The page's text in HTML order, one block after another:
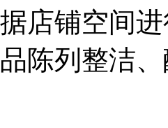
据店铺空间
品陈列整洁